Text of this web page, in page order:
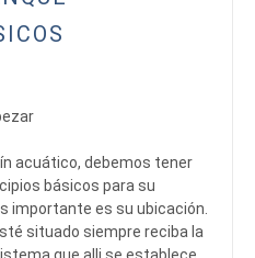
acuático, debemos tener
básicos para su
importante es su ubicación.
situado siempre reciba la